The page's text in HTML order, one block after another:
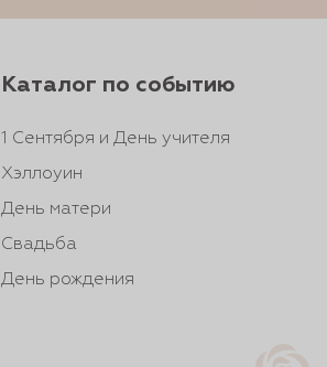
Каталог по событию
1 Сентября и День учителя
Хэллоуин
День матери
Свадьба
День рождения